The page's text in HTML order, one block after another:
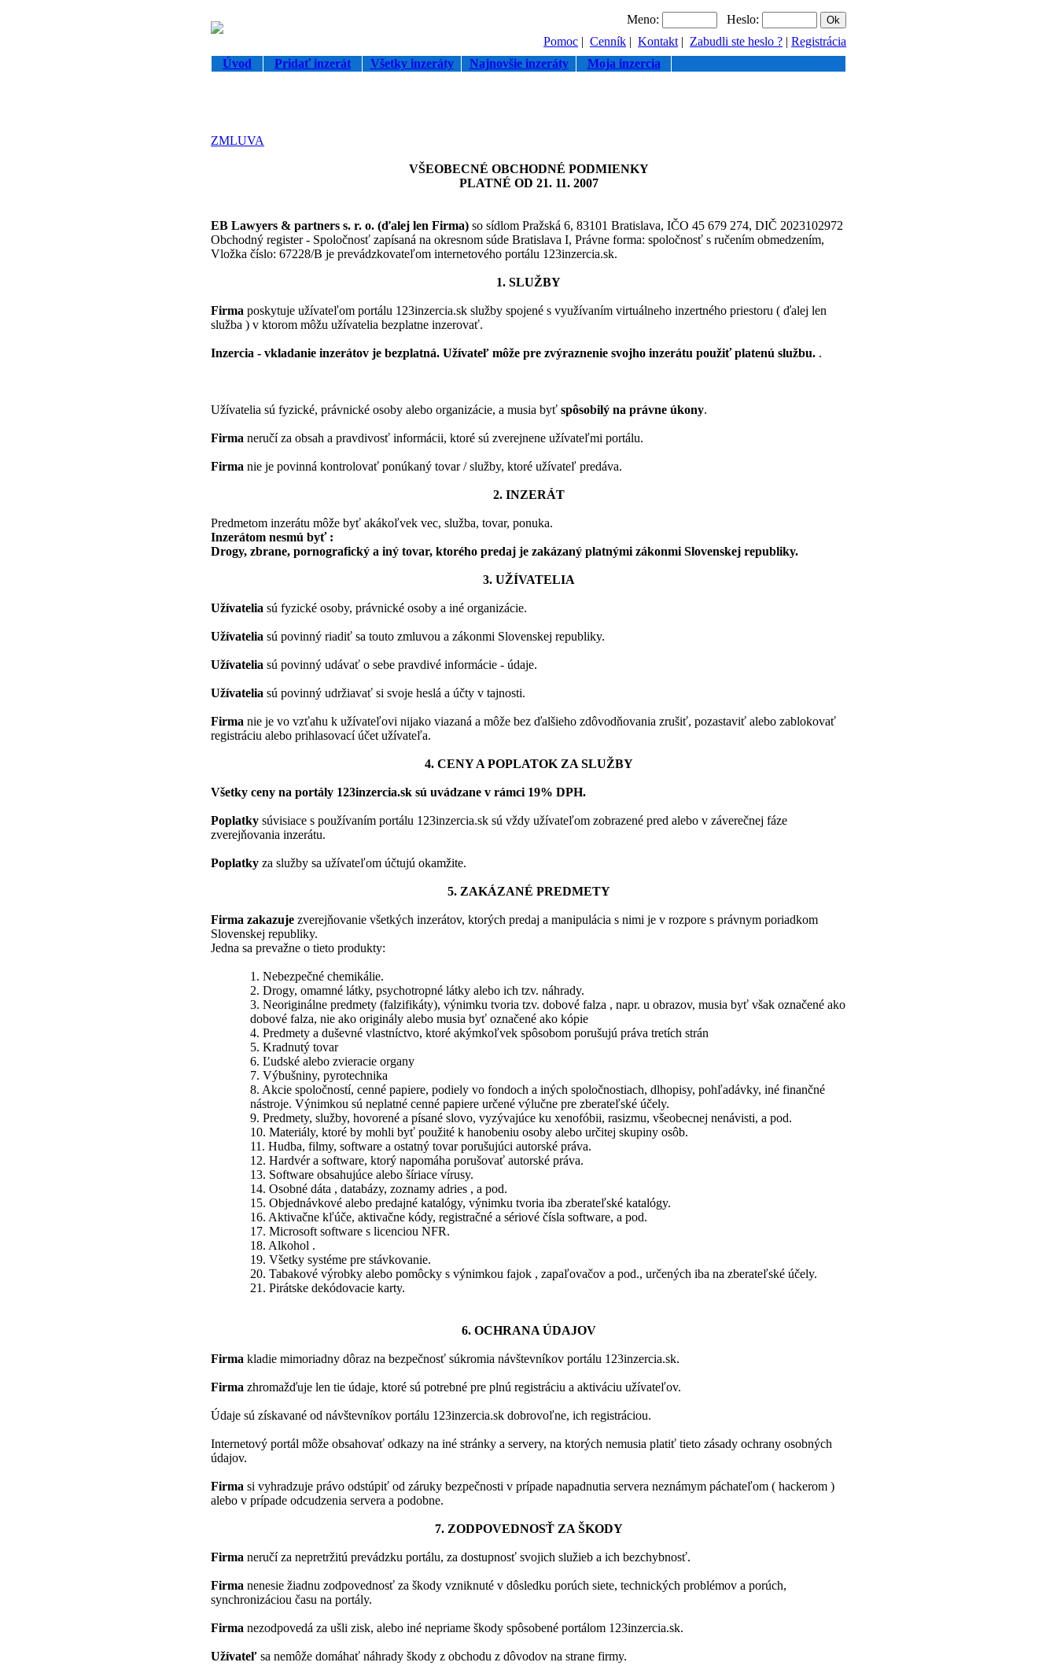
Meno:
Heslo:
Pomoc | Cenník | Kontakt | Zabudli ste heslo ? | Registrácia
Úvod
Pridať inzerát Všetky inzeráty Najnovšie inzeráty Moja inzercia
ZMLUVA
VŠEOBECNÉ OBCHODNÉ PODMIENKY
PLATNÉ OD 21. 11. 2007
EB Lawyers & partners s. r. o. (ďalej len Firma) so sídlom Pražská 6, 83101 Bratislava, IČO 45 679 274, DIČ 2023102972
Obchodný register - Spoločnosť zapísaná na okresnom súde Bratislava I, Právne forma: spoločnosť s ručením obmedzením,
Vložka číslo: 67228/B je prevádzkovateľom internetového portálu 123inzercia.sk.
1. SLUŽBY
Firma poskytuje užívateľom portálu 123inzercia.sk služby spojené s využívaním virtuálneho inzertného priestoru ( ďalej len
služba ) v ktorom môžu užívatelia bezplatne inzerovať.
Inzercia - vkladanie inzerátov je bezplatná. Užívateľ môže pre zvýraznenie svojho inzerátu použiť platenú službu. .
Užívatelia sú fyzické, právnické osoby alebo organizácie, a musia byť spôsobilý na právne úkony.
Firma neručí za obsah a pravdivosť informácii, ktoré sú zverejnene užívateľmi portálu.
Firma nie je povinná kontrolovať ponúkaný tovar / služby, ktoré užívateľ predáva.
2. INZERÁT
Predmetom inzerátu môže byť akákoľvek vec, služba, tovar, ponuka.
Inzerátom nesmú byť :
Drogy, zbrane, pornografický a iný tovar, ktorého predaj je zakázaný platnými zákonmi Slovenskej republiky.
3. UŽÍVATELIA
Užívatelia sú fyzické osoby, právnické osoby a iné organizácie.
Užívatelia sú povinný riadiť sa touto zmluvou a zákonmi Slovenskej republiky.
Užívatelia sú povinný udávať o sebe pravdivé informácie - údaje.
Užívatelia sú povinný udržiavať si svoje heslá a účty v tajnosti.
Firma nie je vo vzťahu k užívateľovi nijako viazaná a môže bez ďalšieho zdôvodňovania zrušiť, pozastaviť alebo zablokovať
registráciu alebo prihlasovací účet užívateľa.
4. CENY A POPLATOK ZA SLUŽBY
Všetky ceny na portály 123inzercia.sk sú uvádzane v rámci 19% DPH.
Poplatky súvisiace s používaním portálu 123inzercia.sk sú vždy užívateľom zobrazené pred alebo v záverečnej fáze
zverejňovania inzerátu.
Poplatky za služby sa užívateľom účtujú okamžite.
5. ZAKÁZANÉ PREDMETY
Firma zakazuje zverejňovanie všetkých inzerátov, ktorých predaj a manipulácia s nimi je v rozpore s právnym poriadkom
Slovenskej republiky.
Jedna sa prevažne o tieto produkty:
1. Nebezpečné chemikálie.
2. Drogy, omamné látky, psychotropné látky alebo ich tzv. náhrady.
3. Neoriginálne predmety (falzifikáty), výnimku tvoria tzv. dobové falza , napr. u obrazov, musia byť však označené ako
dobové falza, nie ako originály alebo musia byť označené ako kópie
4. Predmety a duševné vlastníctvo, ktoré akýmkoľvek spôsobom porušujú práva tretích strán
5. Kradnutý tovar
6. Ľudské alebo zvieracie organy
7. Výbušniny, pyrotechnika
8. Akcie spoločností, cenné papiere, podiely vo fondoch a iných spoločnostiach, dlhopisy, pohľadávky, iné finančné
nástroje. Výnimkou sú neplatné cenné papiere určené výlučne pre zberateľské účely.
9. Predmety, služby, hovorené a písané slovo, vyzývajúce ku xenofóbii, rasizmu, všeobecnej nenávisti, a pod.
10. Materiály, ktoré by mohli byť použité k hanobeniu osoby alebo určitej skupiny osôb.
11. Hudba, filmy, software a ostatný tovar porušujúci autorské práva.
12. Hardvér a software, ktorý napomáha porušovať autorské práva.
13. Software obsahujúce alebo šíriace vírusy.
14. Osobné dáta , databázy, zoznamy adries , a pod.
15. Objednávkové alebo predajné katalógy, výnimku tvoria iba zberateľské katalógy.
16. Aktivačne kľúče, aktivačne kódy, registračné a sériové čísla software, a pod.
17. Microsoft software s licenciou NFR.
18. Alkohol .
19. Všetky systéme pre stávkovanie.
20. Tabakové výrobky alebo pomôcky s výnimkou fajok , zapaľovačov a pod., určených iba na zberateľské účely.
21. Pirátske dekódovacie karty.
6. OCHRANA ÚDAJOV
Firma kladie mimoriadny dôraz na bezpečnosť súkromia návštevníkov portálu 123inzercia.sk.
Firma zhromažďuje len tie údaje, ktoré sú potrebné pre plnú registráciu a aktiváciu užívateľov.
Údaje sú získavané od návštevníkov portálu 123inzercia.sk dobrovoľne, ich registráciou.
Internetový portál môže obsahovať odkazy na iné stránky a servery, na ktorých nemusia platiť tieto zásady ochrany osobných
údajov.
Firma si vyhradzuje právo odstúpiť od záruky bezpečnosti v prípade napadnutia servera neznámym páchateľom ( hackerom )
alebo v prípade odcudzenia servera a podobne.
7. ZODPOVEDNOSŤ ZA ŠKODY
Firma neručí za nepretržitú prevádzku portálu, za dostupnosť svojich služieb a ich bezchybnosť.
Firma nenesie žiadnu zodpovednosť za škody vzniknuté v dôsledku porúch siete, technických problémov a porúch,
synchronizáciou času na portály.
Firma nezodpovedá za ušli zisk, alebo iné nepriame škody spôsobené portálom 123inzercia.sk.
Užívateľ sa nemôže domáhať náhrady škody z obchodu z dôvodov na strane firmy.